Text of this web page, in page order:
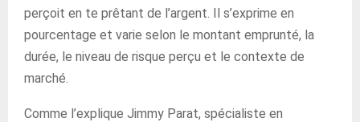
perçoit en te prêtant de l’argent. Il s’exprime en
pourcentage et varie selon le montant emprunté, la
durée, le niveau de risque perçu et le contexte de
marché.
Comme l’explique Jimmy Parat, spécialiste en